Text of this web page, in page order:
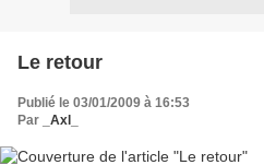
Le retour
Publié le 03/01/2009 à 16:53
Par
_Axl_